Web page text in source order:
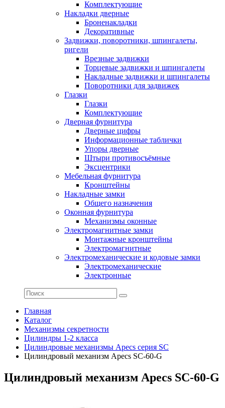
Комплектующие
Накладки дверные
Броненакладки
Декоративные
Задвижки, поворотники, шпингалеты,
ригели
Врезные задвижки
Торцевые задвижки и шпингалеты
Накладные задвижки и шпингалеты
Поворотники для задвижек
Глазки
Глазки
Комплектующие
Дверная фурнитура
Дверные цифры
Информационные таблички
Упоры дверные
Штыри противосъёмные
Эксцентрики
Мебельная фурнитура
Кронштейны
Накладные замки
Общего назначения
Оконная фурнитура
Механизмы оконные
Электромагнитные замки
Монтажные кронштейны
Электромагнитные
Электромеханические и кодовые замки
Электромеханические
Электронные
Главная
Каталог
Механизмы секретности
Цилиндры 1-2 класса
Цилиндровые механизмы Apecs серия SC
Цилиндровый механизм Apecs SC-60-G
Цилиндровый механизм Apecs SC-60-G